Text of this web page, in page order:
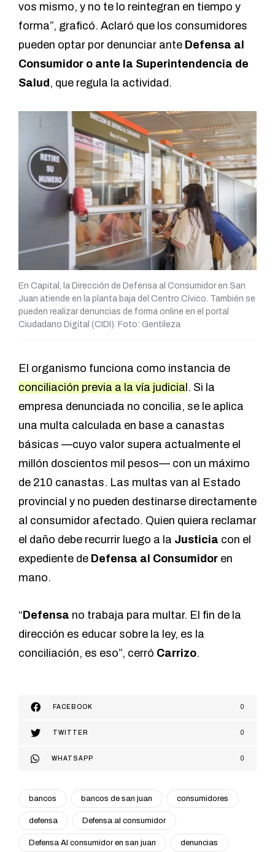
vos mismo, y no te lo reintegran en tiempo y
forma”, graficó. Aclaró que los consumidores
pueden optar por denunciar ante Defensa al
Consumidor o ante la Superintendencia de
Salud , que regula la actividad.
En Capital, la Dirección de Defensa al Consumidor en San
Juan atiende en la planta baja del Centro Cívico. También se
pueden realizar denuncias de forma online en el portal
Ciudadano Digital (CIDI). Foto: Gentileza
El organismo funciona como instancia de
conciliación previa a la vía judicial. Si la
empresa denunciada no concilia, se le aplica
una multa calculada en base a canastas
básicas —cuyo valor supera actualmente el
millón doscientos mil pesos— con un máximo
de 210 canastas. Las multas van al Estado
provincial y no pueden destinarse directamente
al consumidor afectado. Quien quiera reclamar
el daño debe recurrir luego a la Justicia con el
expediente de Defensa al Consumidor en
mano.
“Defensa no trabaja para multar. El fin de la
dirección es educar sobre la ley, es la
conciliación, es eso”, cerró Carrizo.
FACEBOOK 0
TWITTER 0
WHATSAPP 0
bancos bancos de san juan consumidores
defensa Defensa al consumidor
Defensa Al consumidor en san juan denuncias